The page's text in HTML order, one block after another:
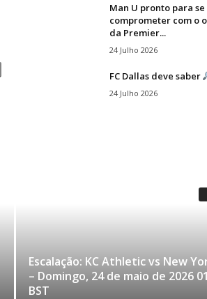
Man U pronto para se
comprometer com o
da Premier...
24 Julho 2026
FC Dallas deve saber
24 Julho 2026
Escalação: KC Athletic vs New
– Domingo, 24 de maio de 2026
BST